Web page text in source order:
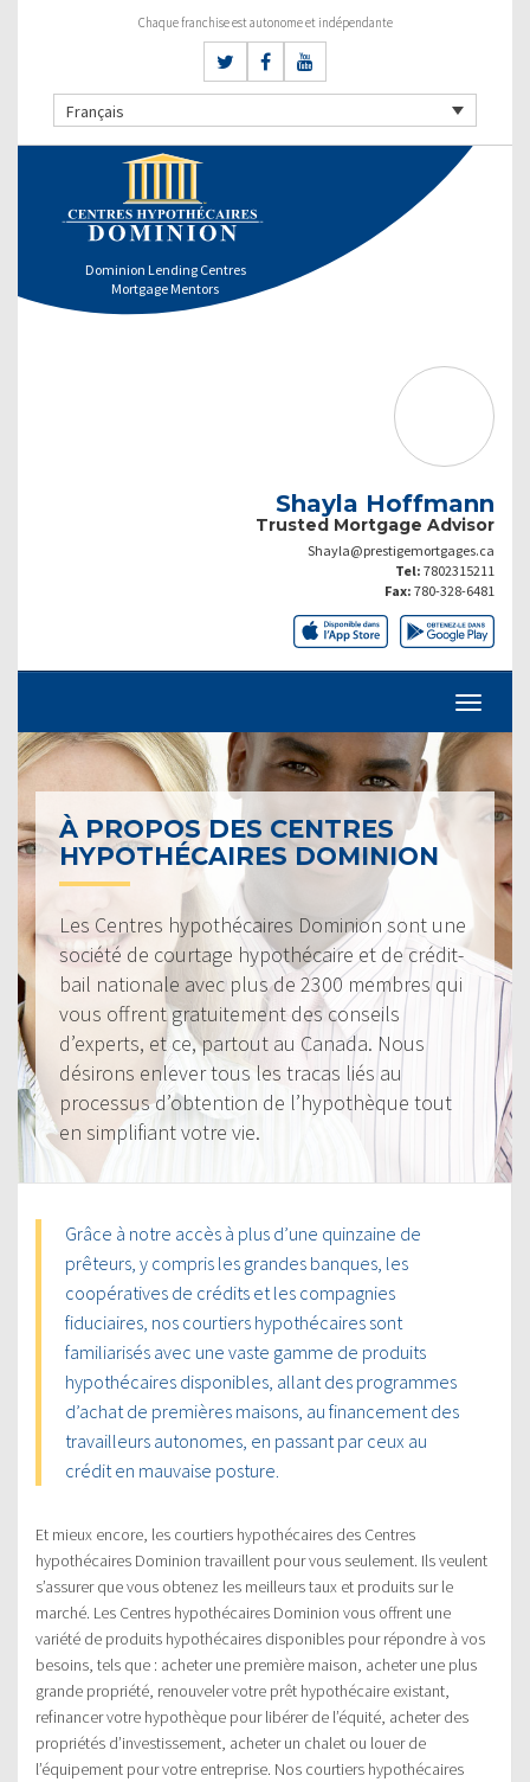
Chaque franchise est autonome et indépendante
Français
Dominion Lending Centres
Mortgage Mentors
Shayla Hoffmann
Trusted Mortgage Advisor
Shayla@prestigemortgages.ca
Tel: 7802315211
Fax: 780-328-6481
À PROPOS DES CENTRES
HYPOTHÉCAIRES DOMINION
Les Centres hypothécaires Dominion sont une
société de courtage hypothécaire et de crédit-
bail nationale avec plus de 2300 membres qui
vous offrent gratuitement des conseils
d’experts, et ce, partout au Canada. Nous
désirons enlever tous les tracas liés au
processus d’obtention de l’hypothèque tout
en simplifiant votre vie.
Grâce à notre accès à plus d’une quinzaine de
prêteurs, y compris les grandes banques, les
coopératives de crédits et les compagnies
fiduciaires, nos courtiers hypothécaires sont
familiarisés avec une vaste gamme de produits
hypothécaires disponibles, allant des programmes
d’achat de premières maisons, au financement des
travailleurs autonomes, en passant par ceux au
crédit en mauvaise posture.
Et mieux encore, les courtiers hypothécaires des Centres
hypothécaires Dominion travaillent pour vous seulement. Ils veulent
s’assurer que vous obtenez les meilleurs taux et produits sur le
marché. Les Centres hypothécaires Dominion vous offrent une
variété de produits hypothécaires disponibles pour répondre à vos
besoins, tels que : acheter une première maison, acheter une plus
grande propriété, renouveler votre prêt hypothécaire existant,
refinancer votre hypothèque pour libérer de l’équité, acheter des
propriétés d’investissement, acheter un chalet ou louer de
l’équipement pour votre entreprise. Nos courtiers hypothécaires